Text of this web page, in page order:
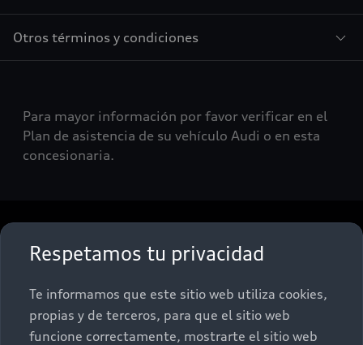
Respetamos tu privacidad
Te informamos que este sitio web utiliza cookies,
propias y de terceros, para que el sitio web
funcione correctamente, mostrarte el sitio web
Otros términos y condiciones
Para mayor información por favor verificar en el
Plan de asistencia de su vehículo Audi o en esta
concesionaria.
Conócenos
Promociones